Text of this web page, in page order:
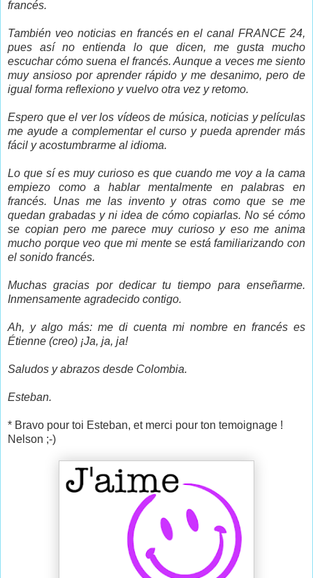
francés.
También veo noticias en francés en el canal FRANCE 24,
pues así no entienda lo que dicen, me gusta mucho
escuchar cómo suena el francés. Aunque a veces me siento
muy ansioso por aprender rápido y me desanimo, pero de
igual forma reflexiono y vuelvo otra vez y retomo.
Espero que el ver los vídeos de música, noticias y películas
me ayude a complementar el curso y pueda aprender más
fácil y acostumbrarme al idioma.
Lo que sí es muy curioso es que cuando me voy a la cama
empiezo como a hablar mentalmente en palabras en
francés. Unas me las invento y otras como que se me
quedan grabadas y ni idea de cómo copiarlas. No sé cómo
se copian pero me parece muy curioso y eso me anima
mucho porque veo que mi mente se está familiarizando con
el sonido francés.
Muchas gracias por dedicar tu tiempo para enseñarme.
Inmensamente agradecido contigo.
Ah, y algo más: me di cuenta mi nombre en francés es
Étienne (creo) ¡Ja, ja, ja!
Saludos y abrazos desde Colombia.
Esteban.
* Bravo pour toi Esteban, et merci pour ton temoignage !
Nelson ;-)